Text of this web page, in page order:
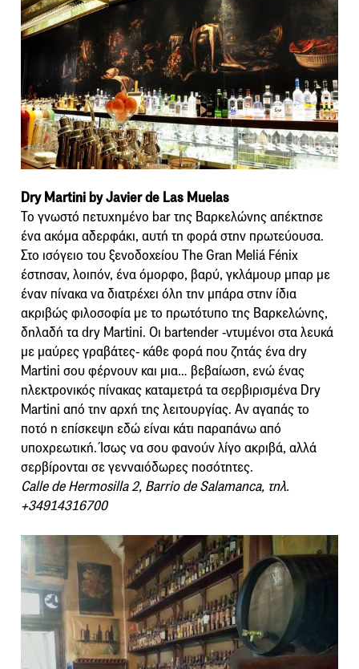
Dry Martini by Javier de Las Muelas
Το γνωστό πετυχημένο bar της Βαρκελώνης απέκτησε
ένα ακόμα αδερφάκι, αυτή τη φορά στην πρωτεύουσα.
Στο ισόγειο του ξενοδοχείου The Gran Meliá Fénix
έστησαν, λοιπόν, ένα όμορφο, βαρύ, γκλάμουρ μπαρ με
έναν πίνακα να διατρέχει όλη την μπάρα στην ίδια
ακριβώς φιλοσοφία με το πρωτότυπο της Βαρκελώνης,
δηλαδή τα dry Martini. Οι bartender -ντυμένοι στα λευκά
με μαύρες γραβάτες- κάθε φορά που ζητάς ένα dry
Martini σου φέρνουν και μια… βεβαίωση, ενώ ένας
ηλεκτρονικός πίνακας καταμετρά τα σερβιρισμένα Dry
Martini από την αρχή της λειτουργίας. Αν αγαπάς το
ποτό η επίσκεψη εδώ είναι κάτι παραπάνω από
υποχρεωτική. Ίσως να σου φανούν λίγο ακριβά, αλλά
σερβίρονται σε γενναιόδωρες ποσότητες.
Calle de Hermosilla 2, Barrio de Salamanca, τηλ.
+34914316700